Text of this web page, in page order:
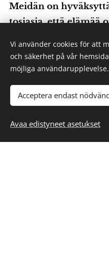
Meidän on
tosiasia, että elämää
tiedämme sen.
Pienet lapset
heillä ei ole
kuin yrittää selittää
sopivammalla tavalla.
Vi använder cookies för att
och säkerhet på vår
möjliga användarupplevelse.
Acceptera endast
Avaa edistyneet asetukset